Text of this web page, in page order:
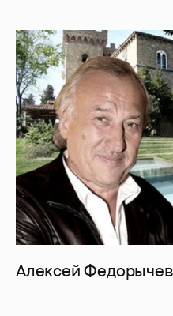
Алексей Федорычев